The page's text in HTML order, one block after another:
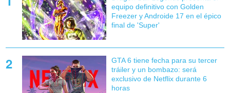
equipo definitivo con Golden
Freezer y Androide 17 en el épico
final de 'Super'
GTA 6 tiene fecha para su tercer
tráiler y un bombazo: será
exclusivo de Netflix durante 6
horas